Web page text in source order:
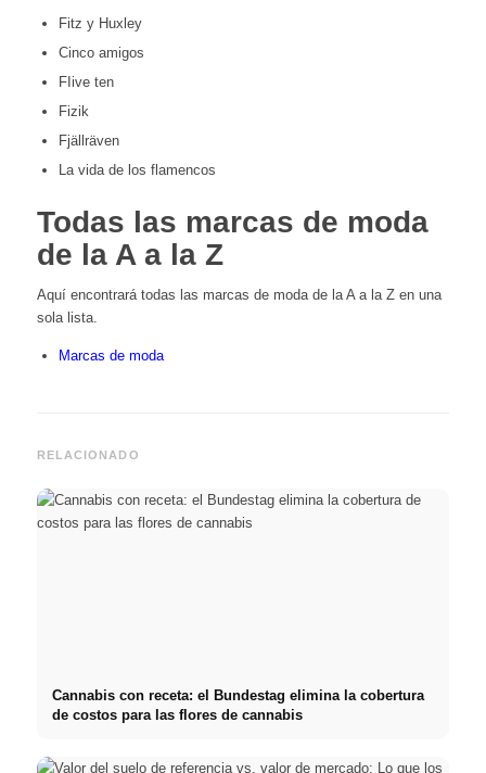
Fitz y Huxley
Cinco amigos
FIive ten
Fizik
Fjällräven
La vida de los flamencos
Todas las marcas de moda
de la A a la Z
Aquí encontrará todas las marcas de moda de la A a la Z en una
sola lista.
Marcas de moda
RELACIONADO
Cannabis con receta: el Bundestag elimina la cobertura
de costos para las flores de cannabis